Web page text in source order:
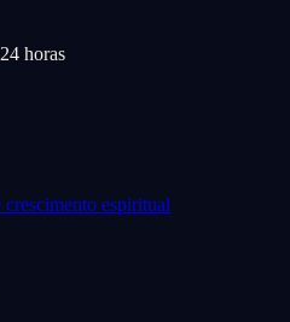
horas
espiritual